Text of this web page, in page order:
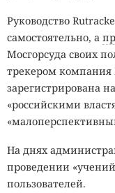
Руководство
самостоятельно, а
Мосгорсуда своих
трекером компания
зарегистрирована
«российскими
На днях
проведении
пользователей.